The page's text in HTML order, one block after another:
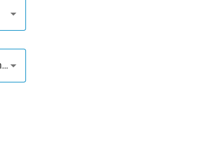
vorgebohrt / angesenkt mm